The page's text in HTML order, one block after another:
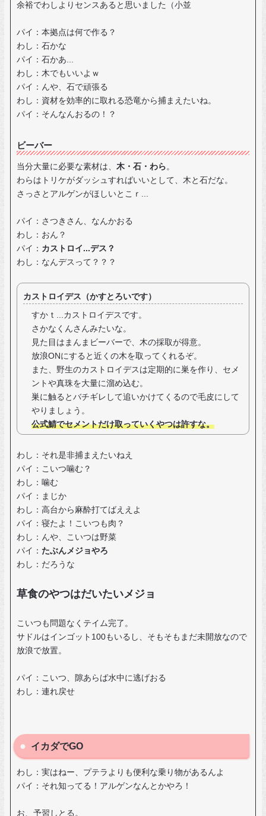
余裕でわしよりセンスあると思いました（小並
パイ：本拠点は何で作る？
わし：石かな
パイ：石かあ...
わし：木でもいいよｗ
パイ：んや、石で頑張る
わし：資材を効率的に取れる恐竜から捕まえたいね。
パイ：そんなんおるの！？
ビーバー
当分大量に必要な素材は、 木・石・わら 。
わらはトリケがダッシュすればいいとして、木と石だな。
さっさとアルゲンがほしいとこｒ...
パイ：さつきさん、なんかおる
わし：おん？
パイ： カストロイ...デス？
わし：なんデスって？？？
カストロイデス（かすとろいです）
すかｔ...カストロイデスです。
さかなくんさんみたいな。
見た目はまんまビーバーで、木の採取が得意。
放浪ONにすると近くの木を取ってくれるぞ。
また、野生のカストロイデスは定期的に巣を作り、セメ
ントや真珠を大量に溜め込む。
巣に触るとバチギレして追いかけてくるので毛皮にして
やりましょう。
公式鯖でセメントだけ取っていくやつは許すな。
わし：それ是非捕まえたいねえ
パイ：こいつ噛む？
わし：噛む
パイ：まじか
わし：高台から麻酔打てばええよ
パイ：寝たよ！こいつも肉？
わし：んや、こいつは野菜
パイ： たぶんメジョやろ
わし：だろうな
草食のやつはだいたいメジョ
こいつも問題なくテイム完了。
サドルはインゴット100もいるし、そもそもまだ未開放なので
放浪で放置。
パイ：こいつ、隙あらば水中に逃げおる
わし：連れ戻せ
イカダでGO
わし：実はねー、プテラよりも便利な乗り物があるんよ
パイ：それ知ってる！アルゲンなんとかやろ！
お、予習しとる。